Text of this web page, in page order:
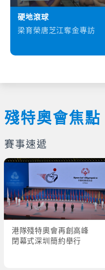
硬地滾球
梁育榮唐芝江奪金專訪
殘特奧會焦點
賽事速遞
港隊殘特奧會再創高峰
閉幕式深圳簡約舉行